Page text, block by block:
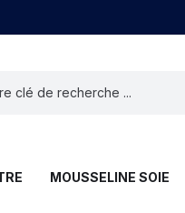
MOUSSELINE SOIE